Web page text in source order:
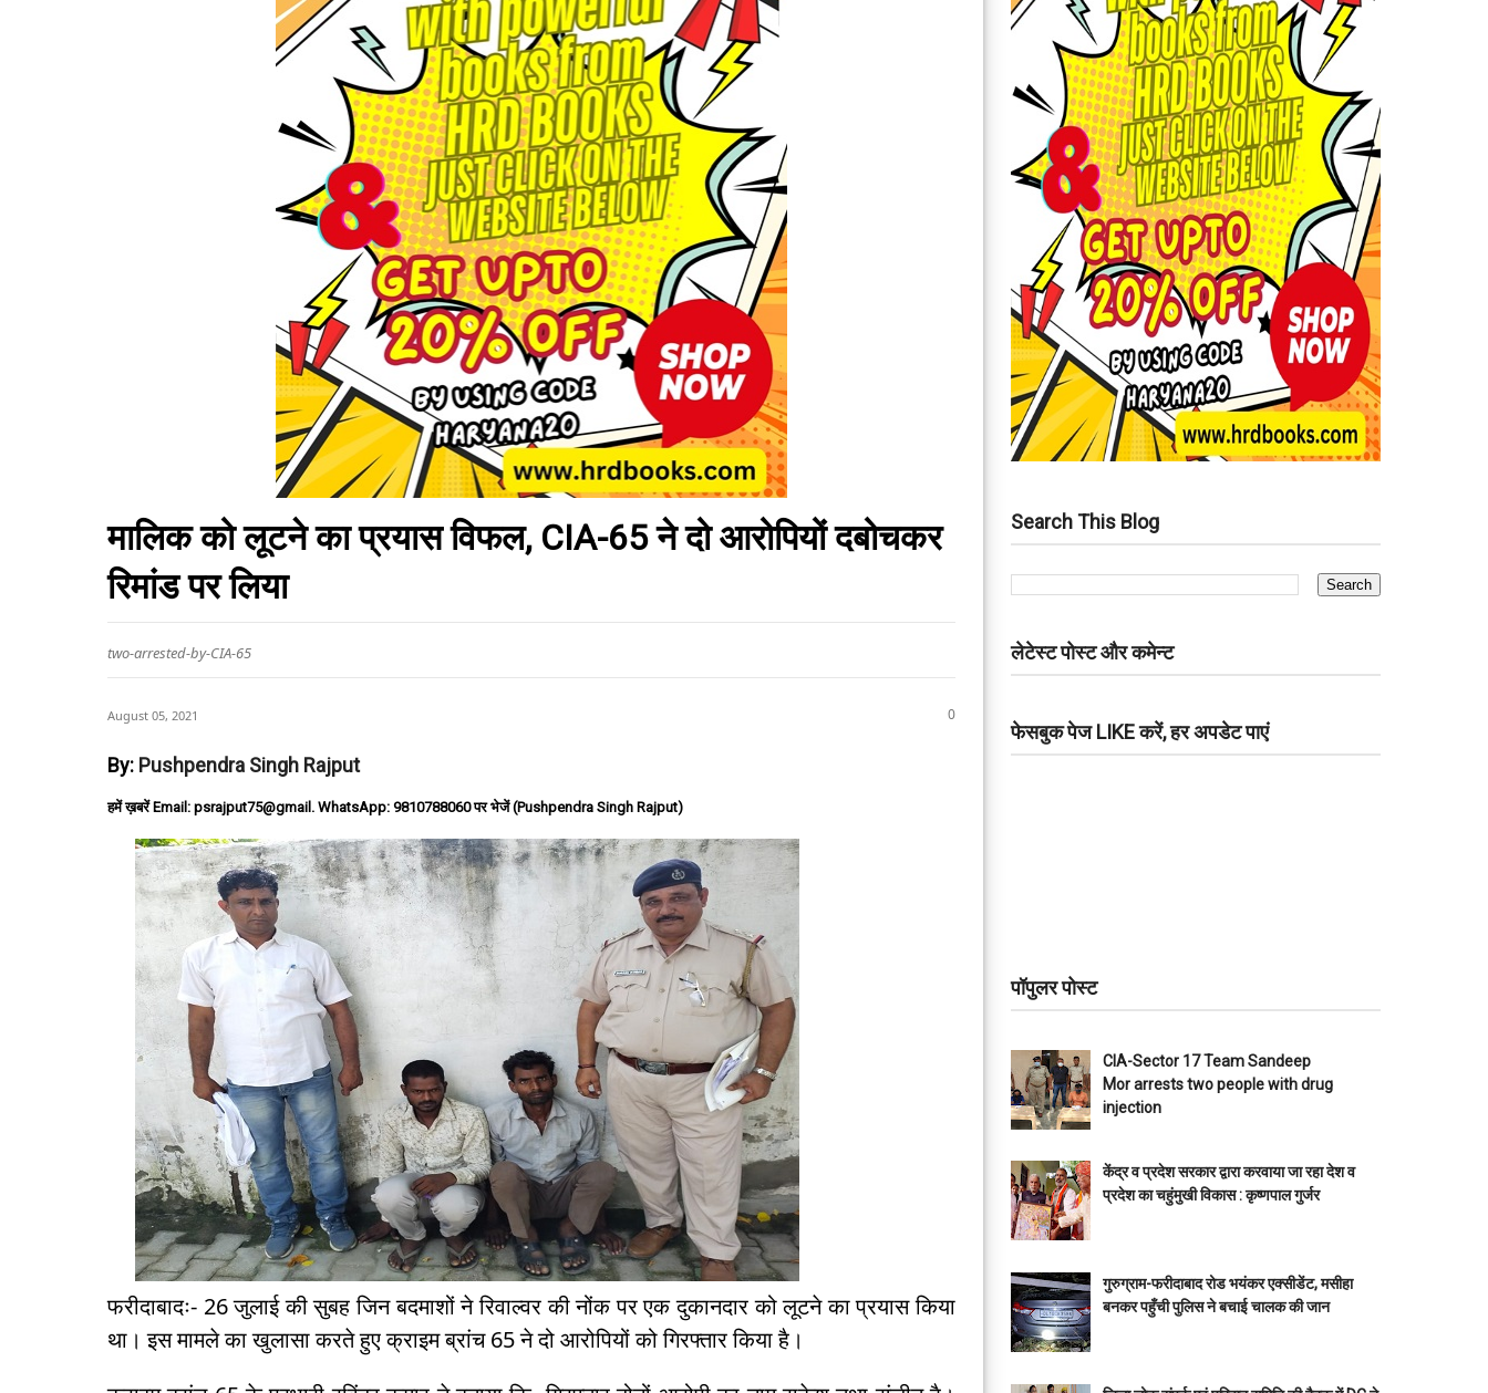
मालिक को लूटने का प्रयास विफल, CIA-65 ने दो आरोपियों दबोचकर
रिमांड पर लिया
two-arrested-by-CIA-65
August 05, 2021 0
By: Pushpendra Singh Rajput
हमें ख़बरें Email: psrajput75@gmail. WhatsApp: 9810788060 पर भेजें (Pushpendra Singh Rajput)
फरीदाबादः- 26 जुलाई की सुबह जिन बदमाशों ने रिवाल्वर की नोंक पर एक दुकानदार को लूटने का प्रयास किया
था। इस मामले का खुलासा करते हुए क्राइम ब्रांच 65 ने दो आरोपियों को गिरफ्तार किया है।
Search This Blog
लेटेस्ट पोस्ट और कमेन्ट
फेसबुक पेज LIKE करें, हर अपडेट पाएं
पॉपुलर पोस्ट
CIA-Sector 17 Team Sandeep
Mor arrests two people with drug
injection
केंद्र व प्रदेश सरकार द्वारा करवाया जा रहा देश व
प्रदेश का चहुंमुखी विकास : कृष्णपाल गुर्जर
गुरुग्राम-फरीदाबाद रोड भयंकर एक्सीडेंट, मसीहा
बनकर पहुँची पुलिस ने बचाई चालक की जान